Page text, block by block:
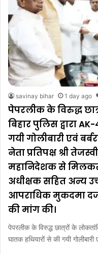
savinay bihar 1 day ago
पेपरलीक के विरुद्ध
बिहार पुलिस द्वारा
गयी गोलीबारी एवं
नेता प्रतिपक्ष श्री
महानिदेशक से
अधीक्षक सहित अन्य
आपराधिक मुकदमा
की मांग की।
पेपरलीक के विरुद्ध छात्रों के
घातक हथियारों से की गयी गोलीबारी